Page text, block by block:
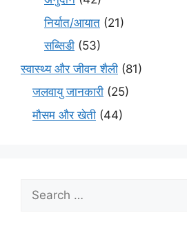
निर्यात/आयात (21)
सब्सिडी (53)
स्वास्थ्य और जीवन शैली (81)
जलवायु जानकारी (25)
मौसम और खेती (44)